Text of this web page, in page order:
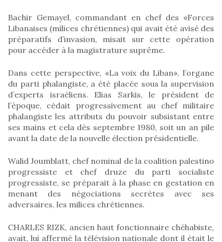
Bachir Gemayel, commandant en chef des «Forces
Libanaises (milices chrétiennes) qui avait été avisé des
préparatifs d’invasion, misait sur cette opération
pour accéder à la magistrature suprême.
Dans cette perspective, «La voix du Liban», l’organe
du parti phalangiste, a été placée sous la supervision
d’experts israéliens. Elias Sarkis, le président de
l’époque, cédait progressivement au chef militaire
phalangiste les attributs du pouvoir subsistant entre
ses mains et cela dès septembre 1980, soit un an pile
avant la date de la nouvelle élection présidentielle.
Walid Joumblatt, chef nominal de la coalition palestino
progressiste et chef druze du parti socialiste
progressiste, se préparait à la phase en gestation en
menant des négociations secrètes avec ses
adversaires, les milices chrétiennes.
CHARLES RIZK, ancien haut fonctionnaire chéhabiste,
avait, lui affermé la télévision nationale dont il était le